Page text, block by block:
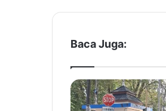
d
B
a
h
a
Baca Juga: